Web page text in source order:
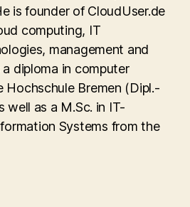
is founder of CloudUser.de
computing, IT
management and
diploma in computer
Hochschule Bremen (Dipl.-
well as a M.Sc. in IT-
Systems from the